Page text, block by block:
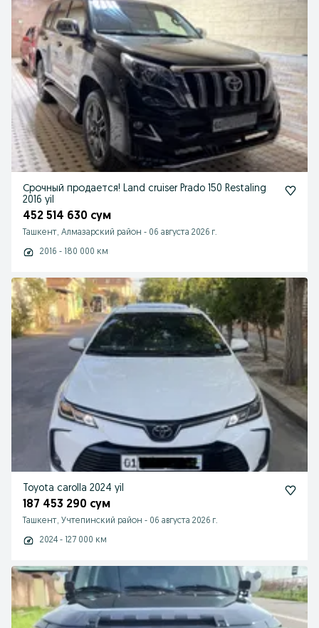
Срочный продается! Land cruiser Prado 150 Restaling
2016 yil
452 514 630 сум
Ташкент, Алмазарский район - 06 августа 2026 г.
2016 - 180 000 км
Toyota carolla 2024 yil
187 453 290 сум
Ташкент, Учтепинский район - 06 августа 2026 г.
2024 - 127 000 км